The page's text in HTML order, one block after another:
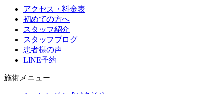
アクセス・料金表
初めての方へ
スタッフ紹介
スタッフブログ
患者様の声
LINE予約
施術メニュー